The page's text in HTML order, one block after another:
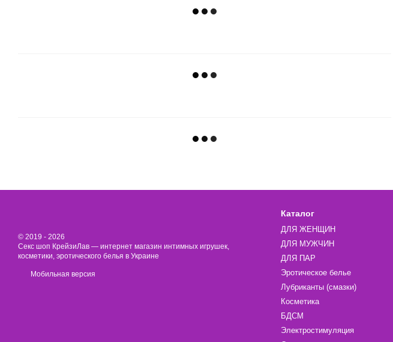
© 2019 - 2026
Секс шоп КрейзиЛав — интернет магазин интимных игрушек,
косметики, эротического белья в Украине
Мобильная версия
Каталог
ДЛЯ ЖЕНЩИН
ДЛЯ МУЖЧИН
ДЛЯ ПАР
Эротическое белье
Лубриканты (смазки)
Косметика
БДСМ
Электростимуляция